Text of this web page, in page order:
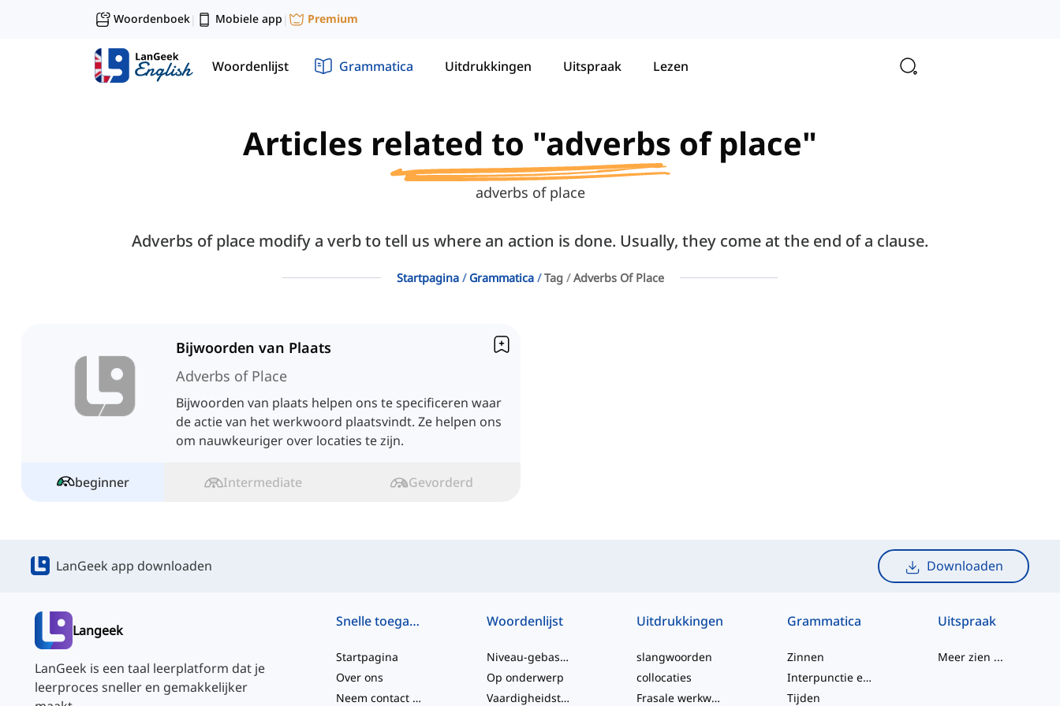
Woordenboek| Mobiele app | Premium
Woordenlijst Grammatica Uitdrukkingen Uitspraak Lezen
Articles related to "adverbs of place"
adverbs of place
Adverbs of place modify a verb to tell us where an action is done. Usually, they come at the end of a clause.
Startpagina Grammatica Tag Adverbs Of Place
Bijwoorden van Plaats
Adverbs of Place
Bijwoorden van plaats helpen ons te specificeren waar
de actie van het werkwoord plaatsvindt. Ze helpen ons
om nauwkeuriger over locaties te zijn.
beginner Intermediate Gevorderd
LanGeek app downloaden Downloaden
Langeek
LanGeek is een taal leerplatform dat je
leerproces sneller en gemakkelijker
Snelle toegang
Startpagina
Over ons
Neem contact met ons op
Woordenlijst
Niveau-gebaseerd
Op onderwerp
Vaardigheidstesten
Uitdrukkingen
slangwoorden
collocaties
Frasale werkwoorden
Grammatica
Zinnen
Interpunctie en Spelling
Tijden
Uitspraak
Meer zien ...